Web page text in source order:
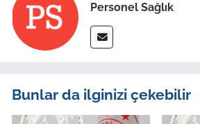
Personel Sağlık
Bunlar da ilginizi çekebilir